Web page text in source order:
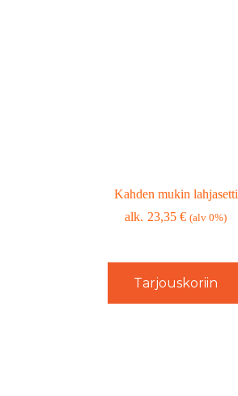
Kahden mukin lahjasetti
23,35€ (alv 0%)
Tarjouskoriin